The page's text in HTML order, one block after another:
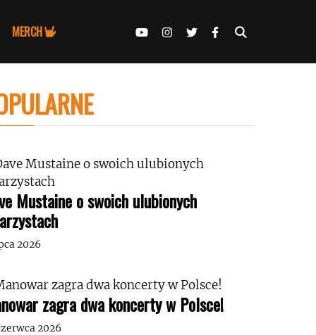
MERCH
Mustaine o swoich ulubionych
2026
zagra dwa koncerty w Polsce!
2026